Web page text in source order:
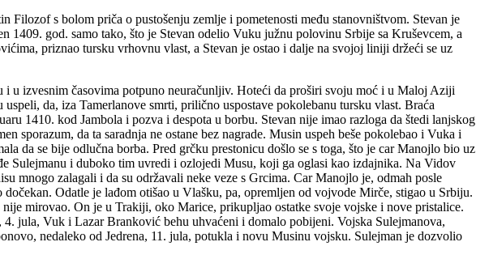
Filozof s bolom priča o pustošenju zemlje i pometenosti među stanovništvom. Stevan je
god. samo tako, što je Stevan odelio Vuku južnu polovinu Srbije sa Kruševcem, a
priznao tursku vrhovnu vlast, a Stevan je ostao i dalje na svojoj liniji držeći se uz
i u izvesnim časovima potpuno neuračunljiv. Hoteći da proširi svoju moć i u Maloj Aziji
da, iza Tamerlanove smrti, prilično uspostave pokolebanu tursku vlast. Braća
1410. kod Jambola i pozva i despota u borbu. Stevan nije imao razloga da štedi lanjskog
da ta saradnja ne ostane bez nagrade. Musin uspeh beše pokolebao i Vuka i
da se bije odlučna borba. Pred grčku prestonicu došlo se s toga, što je car Manojlo bio uz
Sulejmanu i duboko tim uvredi i ozlojedi Musu, koji ga oglasi kao izdajnika. Na Vidov
mnogo zalagali i da su održavali neke veze s Grcima. Car Manojlo je, odmah posle
Odatle je lađom otišao u Vlašku, pa, opremljen od vojvode Mirče, stigao u Srbiju.
mirovao. On je u Trakiji, oko Marice, prikupljao ostatke svoje vojske i nove pristalice.
jula, Vuk i Lazar Branković behu uhvaćeni i domalo pobijeni. Vojska Sulejmanova,
nedaleko od Jedrena, 11. jula, potukla i novu Musinu vojsku. Sulejman je dozvolio